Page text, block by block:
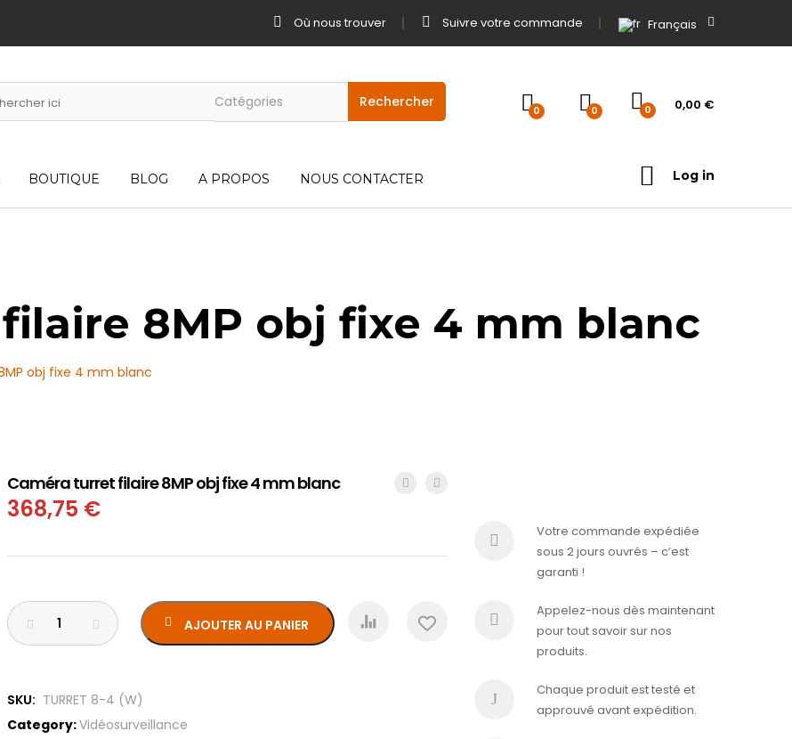
Français
Suivre votre commande
Où nous trouver
0 0,00 €
0
0
BOUTIQUE BLOG A PROPOS NOUS CONTACTER Log in
8MP obj fixe 4 mm blanc
obj fixe 4 mm blanc
Caméra turret filaire 8MP obj fixe 4 mm blanc
368,75 €
AJOUTER AU PANIER
SKU: TURRET 8-4 (W)
Category:Vidéosurveillance
Votre commande expédiée
sous 2 jours ouvrés – c’est
garanti !
Appelez-nous dès maintenant
pour tout savoir sur nos
produits.
Chaque produit est testé et
approuvé avant expédition.